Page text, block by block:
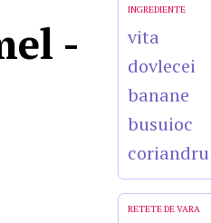
-
INGREDIENTE
vita
dovlecei
banane
busuioc
coriandru
RETETE DE VARA